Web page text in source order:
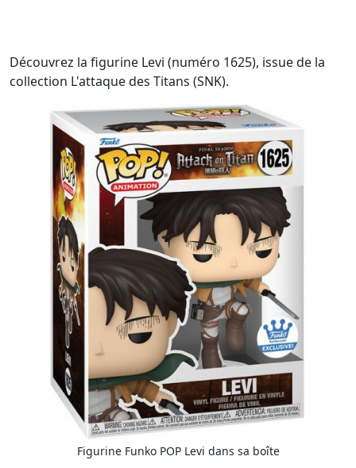
Découvrez la figurine Levi (numéro 1625), issue de la
collection L'attaque des Titans (SNK).
Figurine Funko POP Levi dans sa boîte